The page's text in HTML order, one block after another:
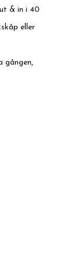
& in i 40
eller
gången,